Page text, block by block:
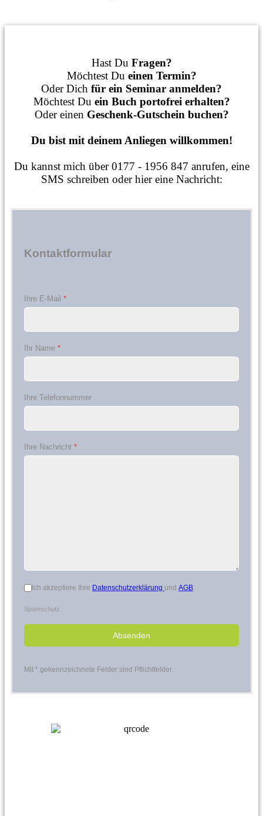
Hast Du Fragen?
Möchtest Du einen Termin?
Oder Dich für ein Seminar anmelden?
Möchtest Du ein Buch portofrei erhalten?
Oder einen Geschenk-Gutschein buchen?
Du bist mit deinem Anliegen willkommen!
Du kannst mich über 0177 - 1956 847 anrufen, eine
SMS schreiben oder hier eine Nachricht:
Kontaktformular
Ihre E-Mail *
Ihr Name *
Ihre Telefonnummer
Ihre Nachricht *
Datenschutz akzeptiert (1=ja)*
Ich akzeptiere Ihre Datenschutzerklärung und AGB.
Spamschutz
Absenden
Mit * gekennzeichnete Felder sind Pflichtfelder.